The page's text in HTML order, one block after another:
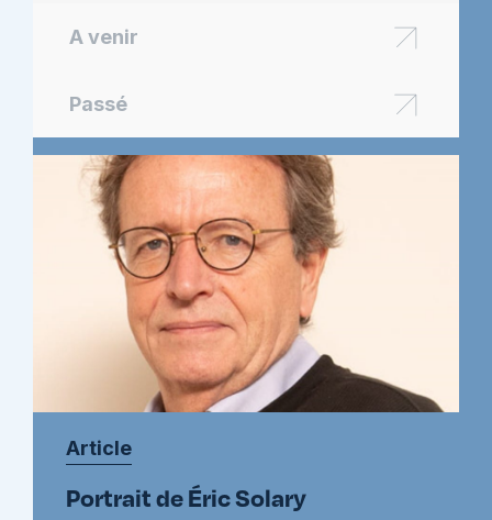
A venir
Passé
Article
Portrait de Éric Solary